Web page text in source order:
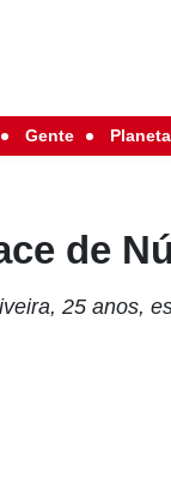
Gente Planeta
de
25 anos,